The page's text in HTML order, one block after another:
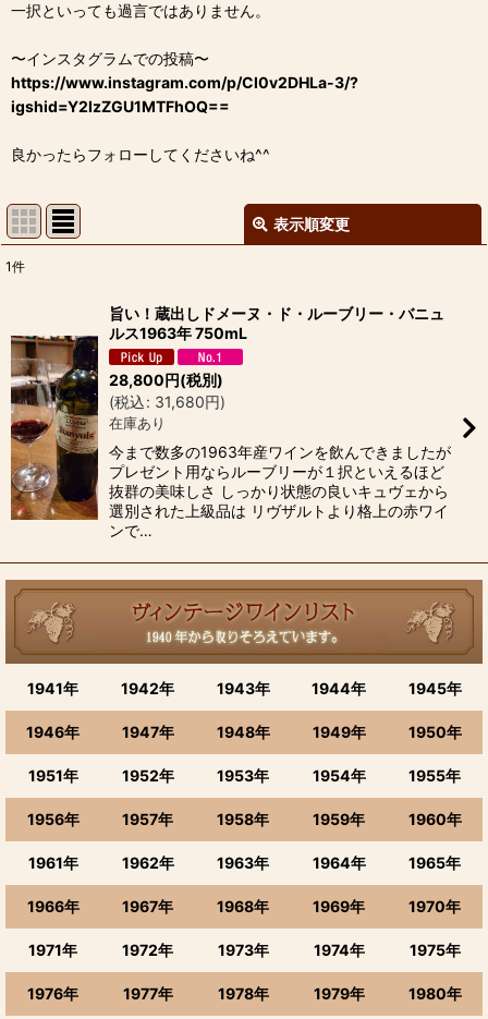
一択といっても過言ではありません。
〜インスタグラムでの投稿〜
https://www.instagram.com/p/Cl0v2DHLa-3/?
igshid=Y2IzZGU1MTFhOQ==
良かったらフォローしてくださいね^^
表示順変更
並び順:
絞り込む
1件
旨い！蔵出しドメーヌ・ド・ルーブリー・バニュ
ルス1963年 750mL
28,800円(税別)
(税込: 31,680円)
在庫あり
今まで数多の1963年産ワインを飲んできましたが
プレゼント用ならルーブリーが１択といえるほど
抜群の美味しさ しっかり状態の良いキュヴェから
選別された上級品は リヴザルトより格上の赤ワイ
ンで…
1941年 1942年 1943年 1944年 1945年
1946年 1947年 1948年 1949年 1950年
1951年 1952年 1953年 1954年 1955年
1956年 1957年 1958年 1959年 1960年
1961年 1962年 1963年 1964年 1965年
1966年 1967年 1968年 1969年 1970年
1971年 1972年 1973年 1974年 1975年
1976年 1977年 1978年 1979年 1980年